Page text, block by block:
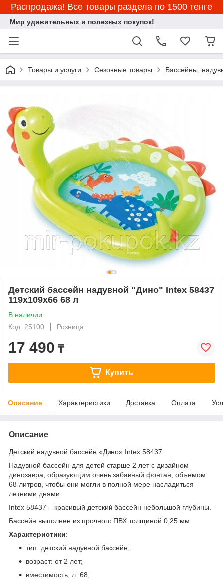
Распродажа! Все товары раздела по 1500 тенге
Мир удивительных и полезных покупок!
Товары и услуги Сезонные товары Бассейны,
Детский бассейн надувной "Дино" Intex 58437
119х109х66 68 л
В наличии
Код: 25100
Розница
17 490 ₸
Купить
Описание Характеристики Доставка Оплата
Описание
Детский надувной бассейн «Дино» Intex 58437.
Надувной бассейн для детей старше 2 лет с дизайном
динозавра, образующим очень забавный фонтан, объемом
68 литров, чтобы они могли в полной мере насладиться
летними днями
Intex 58437 – красивый детский бассейн небольшой глубины.
Бассейн выполнен из прочного ПВХ толщиной 0,25 мм.
Характеристики:
тип: детский надувной бассейн;
возраст: от 2 лет;
вместимость, л: 68;